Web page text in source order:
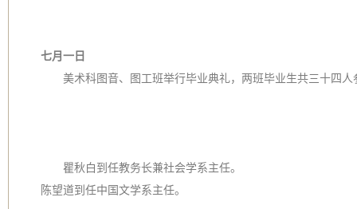
七月一日
美术科图音、图工班举行毕业典礼，两班毕业生共三十四人
瞿秋白到任教务长兼社会学系主任。
陈望道到任中国文学系主任。